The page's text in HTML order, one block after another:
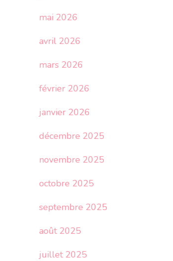
mai 2026
avril 2026
mars 2026
février 2026
janvier 2026
décembre 2025
novembre 2025
octobre 2025
septembre 2025
août 2025
juillet 2025